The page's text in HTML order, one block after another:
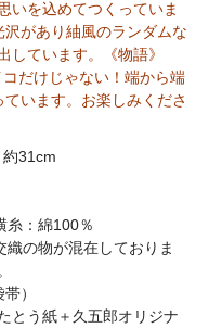
を込めてつくっていま
があり紬風のランダムな
しています。《物語》
だけじゃない！端から端
います。お楽しみくださ
31cm
糸：綿100％
の物が混在しておりま
）
とう紙＋久五郎オリジナ